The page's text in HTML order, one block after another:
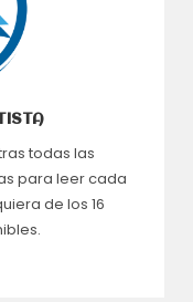
todas las
para leer cada
de los 16